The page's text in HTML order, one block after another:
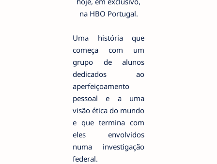
na HBO Portugal.
Uma história que
começa com um
grupo de alunos
dedicados ao
aperfeiçoamento
pessoal e a uma
visão ética do mundo
e que termina com
eles envolvidos
numa investigação
federal.